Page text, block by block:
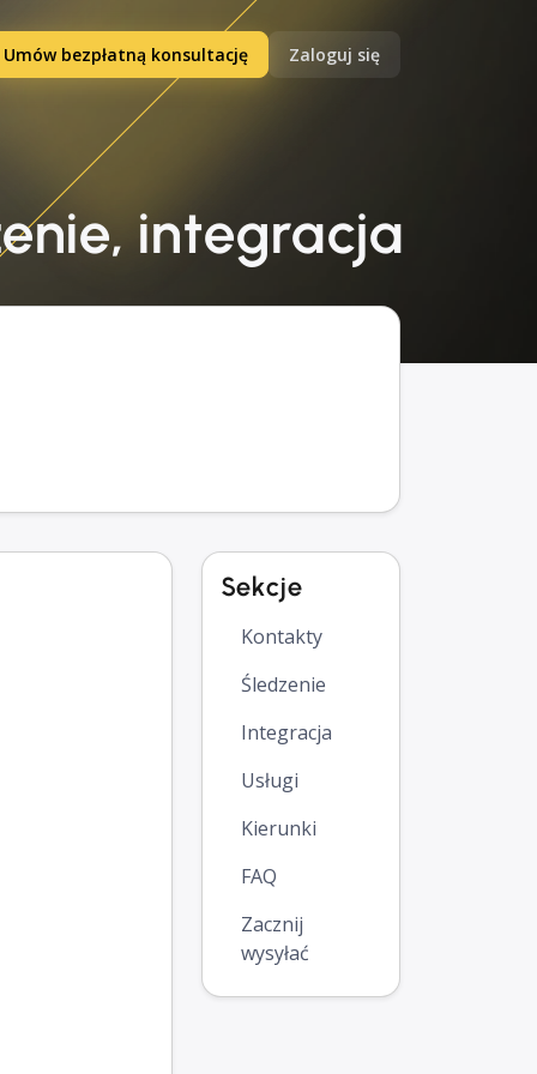
Umów bezpłatną konsultację Zaloguj się
integracja
Sekcje
Kontakty
Śledzenie
Integracja
Usługi
Kierunki
FAQ
Zacznij
wysyłać